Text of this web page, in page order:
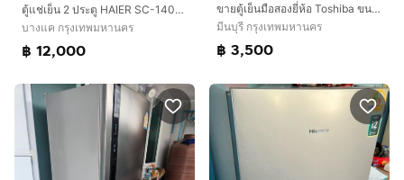
ตู้แช่เย็น 2 ประตู HAIER SC-1400PCS2-LS V4
บางแค กรุงเทพมหานคร
฿ 12,000
ขายตู้เย็นมือสองยี่ห้อ Toshiba ขนาด 10 คิวสภาพสวยพร้อมใช้งาน 3500 บาท
มีนบุรี กรุงเทพมหานคร
฿ 3,500